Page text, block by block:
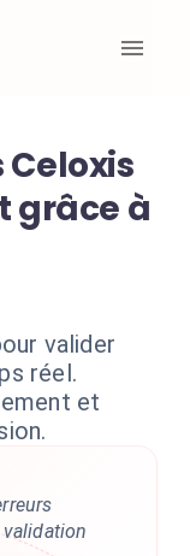
grâce à
valider
réel.
et